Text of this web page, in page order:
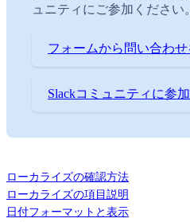
ュニティにご参加ください。
フォームから問い合わせ
Slackコミュニティに参
ローカライズの確認方法
ローカライズの項目説明
日付フォーマットと表示